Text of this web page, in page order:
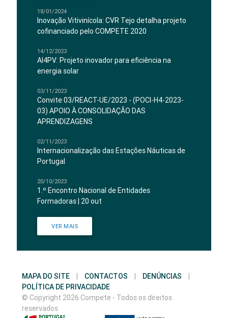
18/01/2024
Inovação Vitivinícola: CVR Tejo detalha projeto
cofinanciado pelo COMPETE 2020
14/12/2023
AI4PV: Projeto inovador para eficiência na
energia solar
03/11/2023
Convite 03/REACT-UE/2023 - (POCI-H4-2023-
03) APOIO À CONSOLIDAÇÃO DAS
APRENDIZAGENS
02/11/2023
Internacionalização das Estações Náuticas de
Portugal
20/10/2023
1.º Encontro Nacional de Entidades
Formadoras | 20 out
VER MAIS
MAPA DO SITE CONTACTOS DENÚNCIAS
POLÍTICA DE PRIVACIDADE
© Copyright 2026 Compete - Todos os direitos
reservados